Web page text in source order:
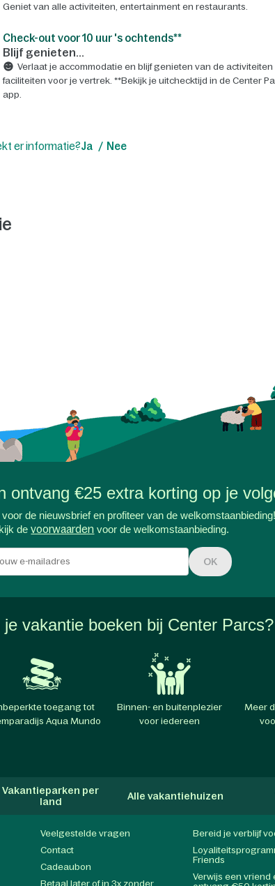
Geniet van alle activiteiten, entertainment en restaurants.
Check-out voor 10 uur 's ochtends**
Blijf genieten...
Verlaat je accommodatie en blijf genieten van de activiteiten
faciliteiten voor je vertrek. **Bekijk je uitchecktijd in de Center
app.
er informatie?Ja Nee
ontvang €25 extra korting op je
de nieuwsbrief en profiteer van de welkomstaanbieding!
devoorwaarden voor de welkomstaanbieding.
OK
je vakantie boeken bij Center Parcs?
toegang tot
Aqua Mundo
Binnen- en buitenplezier
voor iedereen
Meer
Vakantieparken per
land
Alle vakantiehuizen
Veelgestelde vragen
Contact
Cadeaubon
Betaal later of in 3x zonder
Bereid je verblijf
Friends
Verwijs een vriend